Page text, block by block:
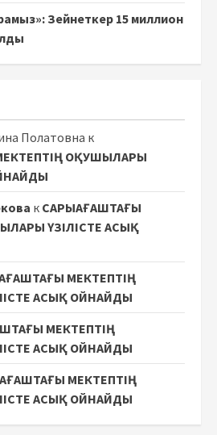
Зейнеткер 15 миллион
Полатовна к
ОҚУШЫЛАРЫ
к САРЫАҒАШТАҒЫ
ҮЗІЛІСТЕ АСЫҚ
МЕКТЕПТІҢ
АСЫҚ ОЙНАЙДЫ
МЕКТЕПТІҢ
АСЫҚ ОЙНАЙДЫ
МЕКТЕПТІҢ
АСЫҚ ОЙНАЙДЫ